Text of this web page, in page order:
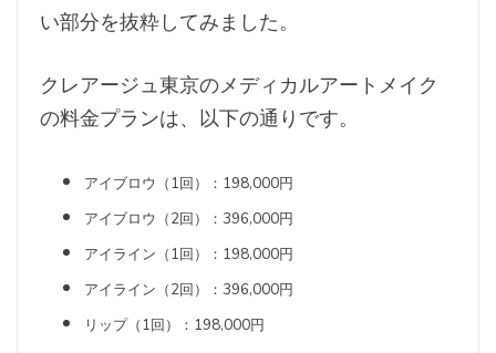
い部分を抜粋してみました。
クレアージュ東京のメディカルアートメイク
の料金プランは、以下の通りです。
アイブロウ（1回）：198,000円
アイブロウ（2回）：396,000円
アイライン（1回）：198,000円
アイライン（2回）：396,000円
リップ（1回）：198,000円